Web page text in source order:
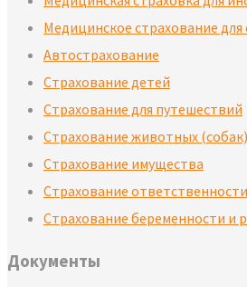
Медицинское страхование для
Автострахование
Страхование детей​
Страхование для путешествий
Страхование животных (собак)
Страхование имущества
Страхование
Страхование беременности и
Документы